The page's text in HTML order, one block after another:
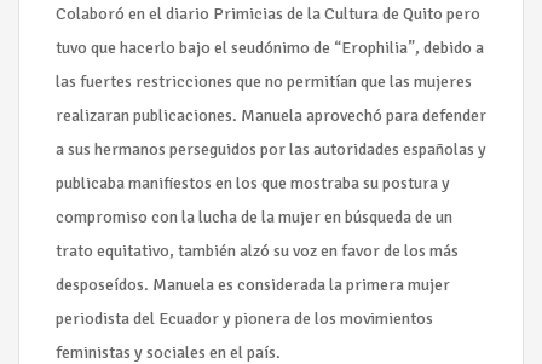
Colaboró en el diario Primicias de la Cultura de Quito pero
tuvo que hacerlo bajo el seudónimo de “Erophilia”, debido a
las fuertes restricciones que no permitían que las mujeres
realizaran publicaciones. Manuela aprovechó para defender
a sus hermanos perseguidos por las autoridades españolas y
publicaba manifiestos en los que mostraba su postura y
compromiso con la lucha de la mujer en búsqueda de un
trato equitativo, también alzó su voz en favor de los más
desposeídos. Manuela es considerada la primera mujer
periodista del Ecuador y pionera de los movimientos
feministas y sociales en el país.